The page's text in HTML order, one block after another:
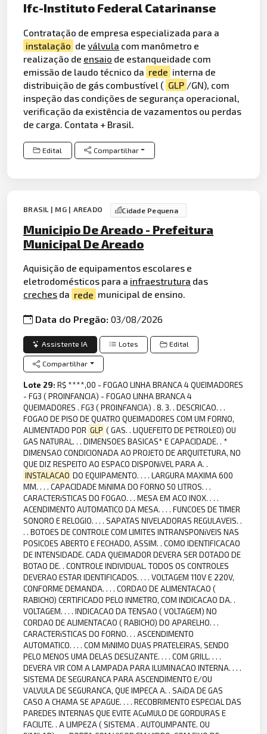
Ifc-Instituto Federal Catarinanse
Contratação de empresa especializada para a
instalação deválvula com manômetro e
realização de ensaio de estanqueidade com
emissão de laudo técnico da rede interna de
distribuição de gás combustível ( GLP /GN), com
inspeção das condições de segurança operacional,
verificação da existência de vazamentos ou perdas
de carga. Contata + Brasil.
Edital Compartilhar
BRASIL | MG | AREADO Cidade Pequena
Municipio De Areado - Prefeitura
Municipal De Areado
Aquisição de equipamentos escolares e
eletrodomésticos para a infraestrutura das
creches da rede municipal de ensino.
Data do Pregão:03/08/2026
Assistente IA Lotes Edital
Compartilhar
Lote 29:R$ ****,00 - FOGAO LINHA BRANCA 4 QUEIMADORES
- FG3 ( PROINFANCIA) - FOGAO LINHA BRANCA 4
QUEIMADORES . FG3 ( PROINFANCIA) . 8. 3. . DESCRICAO. . .
FOGAO DE PISO DE QUATRO QUEIMADORES COM UM FORNO,
ALIMENTADO POR GLP ( GAS. . LIQUEFEITO DE PETROLEO) OU
GAS NATURAL. . . DIMENSOES BASICAS* E CAPACIDADE. . *
DIMENSAO CONDICIONADA AO PROJETO DE ARQUITETURA, NO
QUE DIZ RESPEITO AO ESPACO DISPONiVEL PARA A. .
INSTALACAO DO EQUIPAMENTO. . . . LARGURA MAXIMA 600
MM. . . . CAPACIDADE MiNIMA DO FORNO 50 LITROS. . .
CARACTERiSTICAS DO FOGAO. . . MESA EM ACO INOX. . . .
ACENDIMENTO AUTOMATICO DA MESA. . . . FUNCOES DE TIMER
SONORO E RELOGIO. . . . SAPATAS NIVELADORAS REGULAVEIS. .
. . BOTOES DE CONTROLE COM LIMITES INTRANSPONiVEIS NAS
POSICOES ABERTO E FECHADO, ASSIM. . COMO IDENTIFICACAO
DE INTENSIDADE. CADA QUEIMADOR DEVERA SER DOTADO DE
BOTAO DE. . CONTROLE INDIVIDUAL. TODOS OS CONTROLES
DEVERAO ESTAR IDENTIFICADOS. . . . VOLTAGEM 110V E 220V,
CONFORME DEMANDA. . . . CORDAO DE ALIMENTACAO (
RABICHO) CERTIFICADO PELO INMETRO, COM INDICACAO DA. .
VOLTAGEM. . . . INDICACAO DA TENSAO ( VOLTAGEM) NO
CORDAO DE ALIMENTACAO ( RABICHO) DO APARELHO. . .
CARACTERiSTICAS DO FORNO. . . ASCENDIMENTO
AUTOMATICO. . . . COM MiNIMO DUAS PRATELEIRAS, SENDO
PELO MENOS UMA DELAS DESLIZANTE. . . . COM GRILL. . . .
DEVERA VIR COM A LAMPADA PARA ILUMINACAO INTERNA. . . .
SISTEMA DE SEGURANCA PARA ASCENDIMENTO E/OU
VALVULA DE SEGURANCA, QUE IMPECA A. . SAiDA DE GAS
CASO A CHAMA SE APAGUE. . . . RECOBRIMENTO ESPECIAL DAS
PAREDES INTERNAS QUE EVITE ACuMULO DE GORDURAS E
FACILITE. . A LIMPEZA ( SISTEMA . AUTOLIMPANTE. OU